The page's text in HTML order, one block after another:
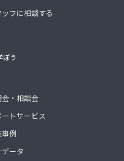
ッフに相談する
ぼう
会・相談会
トサービス
事例
ータ